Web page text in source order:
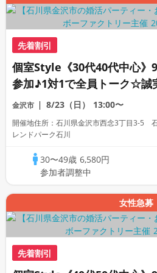
先着割引
個室Style《30代40代中心》
参加♪1対1で全員トーク☆誠
活パーティー
金沢市 8/23（日） 13:00〜
開催地住所：石川県金沢市西念3丁目3-5
レンドパーク石川
30〜49歳 6,580円
参加者調整中
女性急募
先着割引